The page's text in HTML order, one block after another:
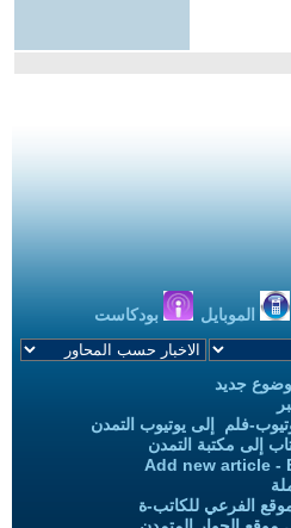
الموبايل بودكاست
جديد
فلم إلى يوتيوب التمدن
إلى مكتبة التمدن
Add new article -
الفرعي للكاتب-ة